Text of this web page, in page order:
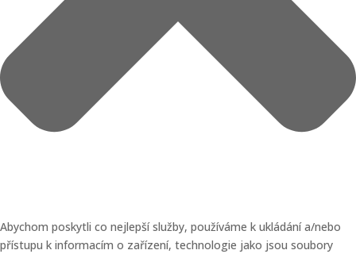
Abychom poskytli co nejlepší služby, používáme k ukládání a/nebo
přístupu k informacím o zařízení, technologie jako jsou soubory